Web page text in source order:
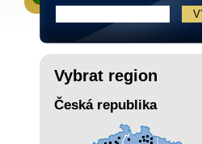
Vybrat region
Česká republika